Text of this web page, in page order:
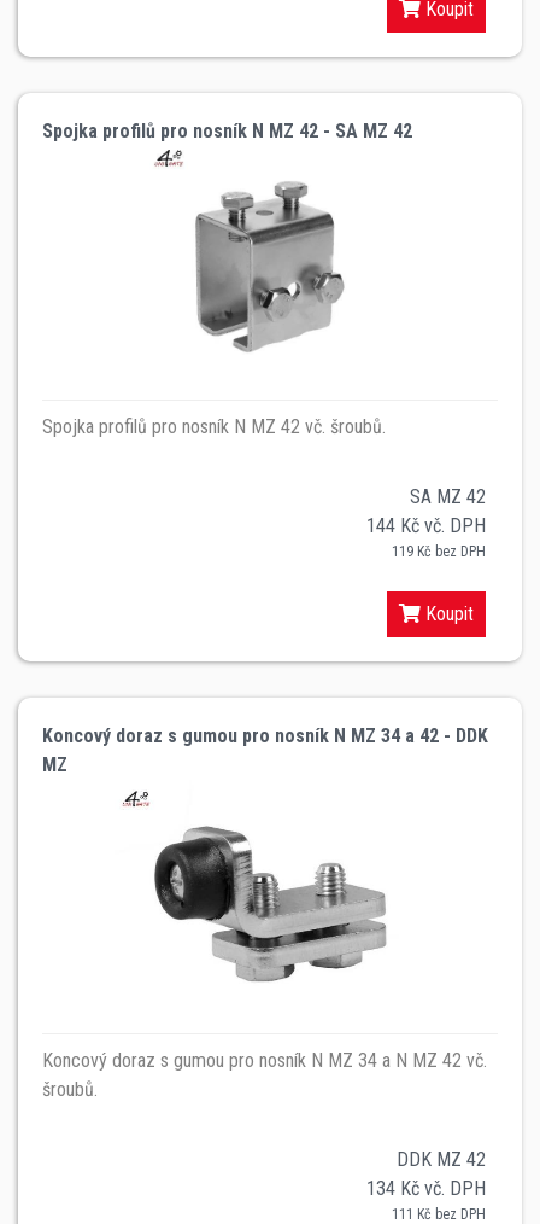
Koupit
Spojka profilů pro nosník N MZ 42 - SA MZ 42
Spojka profilů pro nosník N MZ 42 vč. šroubů.
SA MZ 42
144 Kč vč. DPH
119 Kč bez DPH
Koupit
Koncový doraz s gumou pro nosník N MZ 34 a 42 - DDK
MZ
Koncový doraz s gumou pro nosník N MZ 34 a N MZ 42 vč.
šroubů.
DDK MZ 42
134 Kč vč. DPH
111 Kč bez DPH